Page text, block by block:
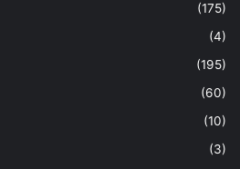
(175)
(4)
(195)
(60)
(10)
(3)